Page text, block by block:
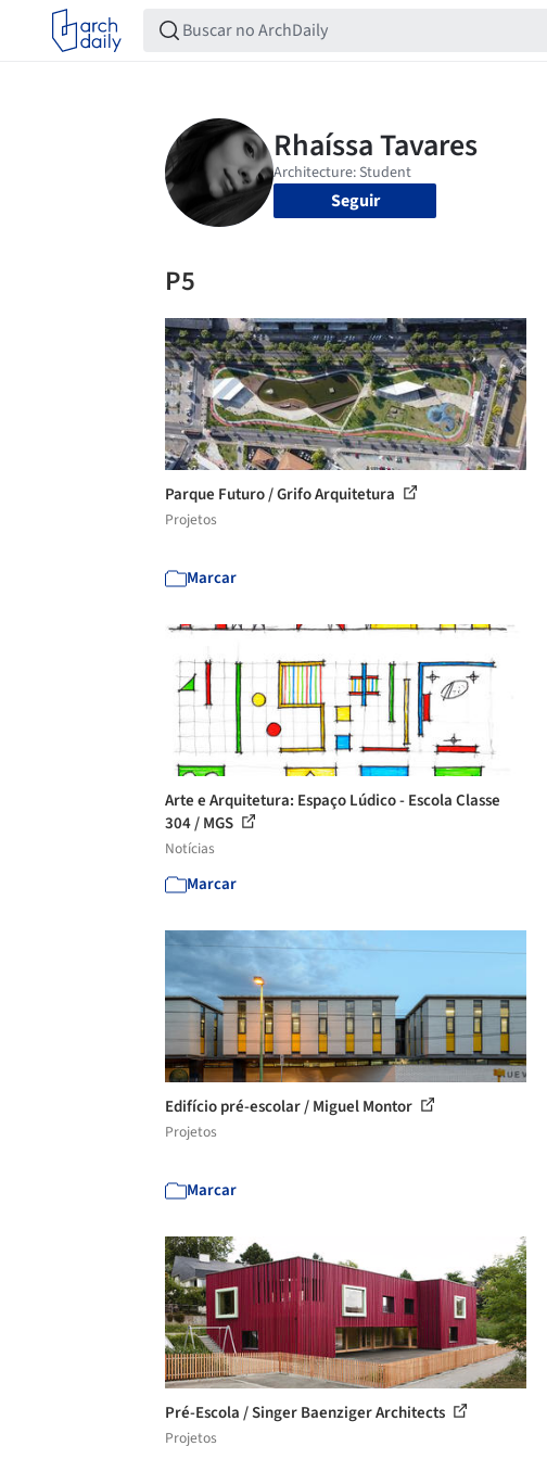
Seguir
P5
Parque Futuro / Grifo Arquitetura
Projetos
Marcar
Arte e Arquitetura: Espaço Lúdico - Escola Classe
304 / MGS
Notícias
Marcar
Edifício pré-escolar / Miguel Montor
Projetos
Marcar
Pré-Escola / Singer Baenziger Architects
Projetos